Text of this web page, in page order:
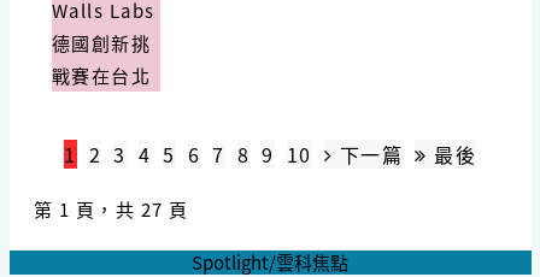
Walls Labs
德國創新挑
戰賽在台北
1 2 3 4 5 6 7 8 9 10 下一篇 最後
第 1 頁，共 27 頁
Spotlight/雲科焦點